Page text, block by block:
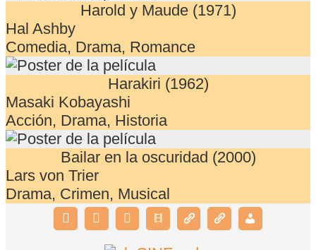
Harold y Maude (1971)
Hal Ashby
Comedia, Drama, Romance
Harakiri (1962)
Masaki Kobayashi
Acción, Drama, Historia
Bailar en la oscuridad (2000)
Lars von Trier
Drama, Crimen, Musical